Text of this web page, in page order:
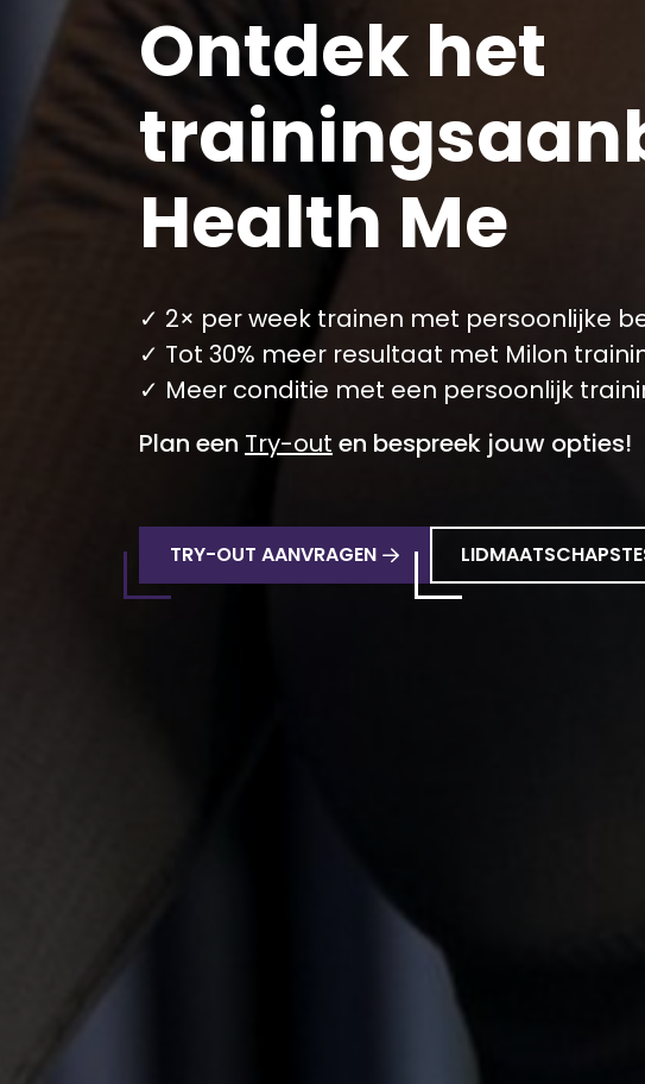
Ontdek het
Health Me
✓ 2× per week trainen met persoonlijke
✓ Tot 30% meer resultaat met Milon
✓ Meer conditie met een persoonlijk
Plan een Try-out en bespreek jouw opties!
TRY-OUT AANVRAGEN